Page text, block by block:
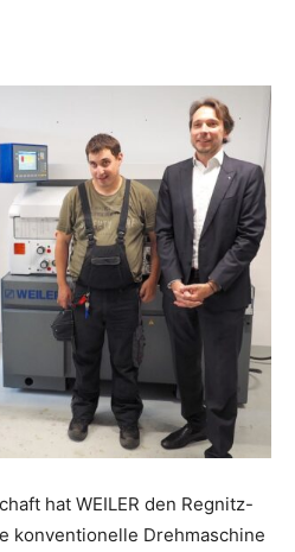
hat WEILER den Regnitz-
konventionelle Drehmaschine